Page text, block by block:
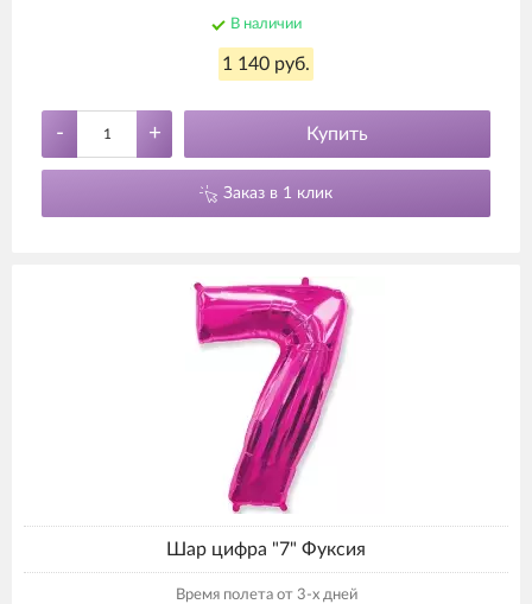
В наличии
1 140 руб.
- + Купить
Заказ в 1 клик
Шар цифра "7" Фуксия
Время полета от 3-х дней